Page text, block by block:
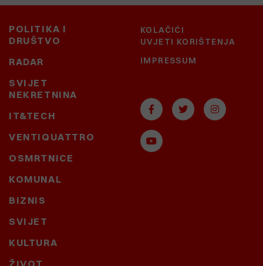
POLITIKA I
DRUŠTVO
RADAR
SVIJET
NEKRETNINA
IT&TECH
VENTIQUATTRO
OSMRTNICE
KOMUNAL
BIZNIS
SVIJET
KULTURA
KOLAČIĆI
UVJETI KORIŠTENJA
IMPRESSUM